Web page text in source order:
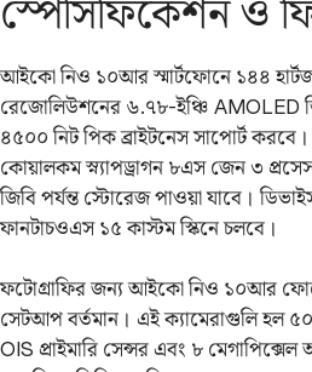
স্পেসিফিকেশন ও
আইকো নিও ১০আর স্মার্টফোনে ১৪৪
রেজোলিউশনের ৬.৭৮-ইঞ্চি AMOLED
৪৫০০ নিট পিক ব্রাইটনেস সাপোর্ট
কোয়ালকম স্ন্যাপড্রাগন ৮এস জেন ৩
জিবি পর্যন্ত স্টোরেজ পাওয়া যাবে।
ফানটাচওএস ১৫ কাস্টম স্কিনে চলবে।
ফটোগ্রাফির জন্য আইকো নিও ১০আর
সেটআপ বর্তমান। এই ক্যামেরাগুলি হল
OIS প্রাইমারি সেন্সর এবং ৮ মেগাপিক্সেল